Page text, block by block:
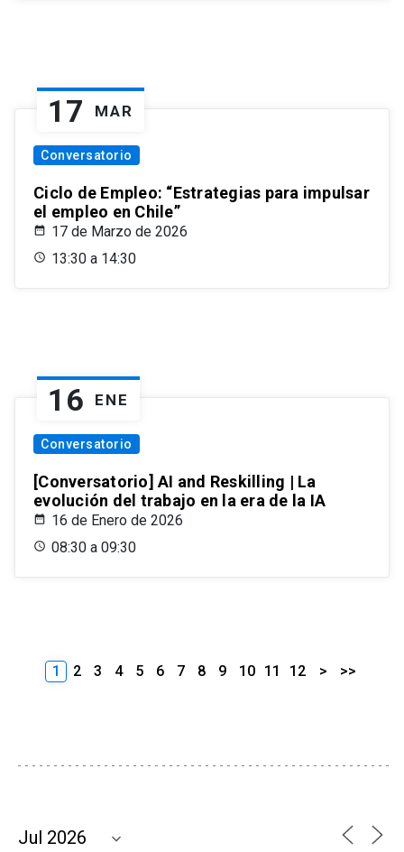
17 MAR
Conversatorio
Ciclo de Empleo: “Estrategias para impulsar
el empleo en Chile”
17 de Marzo de 2026
13:30 a 14:30
16 ENE
Conversatorio
[Conversatorio] AI and Reskilling | La
evolución del trabajo en la era de la IA
16 de Enero de 2026
08:30 a 09:30
1 2 3 4 5 6 7 8 9 10 11 12 > >>